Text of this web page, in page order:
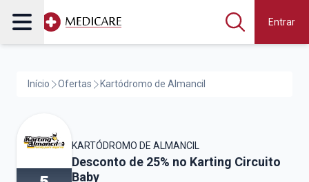
Entrar
Início Ofertas Kartódromo de Almancil
KARTÓDROMO DE ALMANCIL
Kartódromo de Almancil,
Desconto de 25% no Karting Circuito
Baby